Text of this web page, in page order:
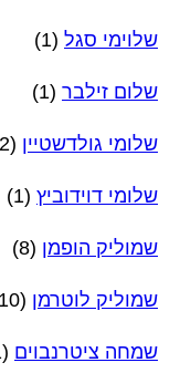
שלוימי סגל (1)
שלום זילבר (1)
שלומי גולדשטיין (2)
שלומי דוידוביץ (1)
שמוליק הופמן (8)
שמוליק לוטרמן (10)
שמחה ציטרנבוים (1)